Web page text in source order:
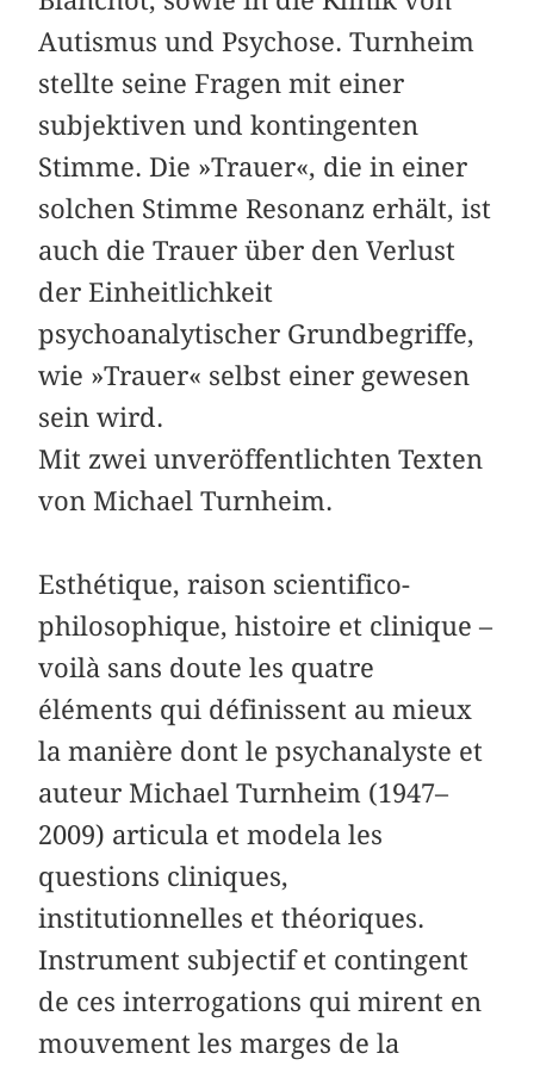
Autismus und Psychose. Turnheim
stellte seine Fragen mit einer
subjektiven und kontingenten
Stimme. Die »Trauer«, die in einer
solchen Stimme Resonanz erhält, ist
auch die Trauer über den Verlust
der Einheitlichkeit
psychoanalytischer Grundbegriffe,
wie »Trauer« selbst einer gewesen
sein wird.
Mit zwei unveröffentlichten Texten
von Michael Turnheim.
Esthétique, raison scientifico-
philosophique, histoire et clinique –
voilà sans doute les quatre
éléments qui définissent au mieux
la manière dont le psychanalyste et
auteur Michael Turnheim (1947–
2009) articula et modela les
questions cliniques,
institutionnelles et théoriques.
Instrument subjectif et contingent
de ces interrogations qui mirent en
mouvement les marges de la